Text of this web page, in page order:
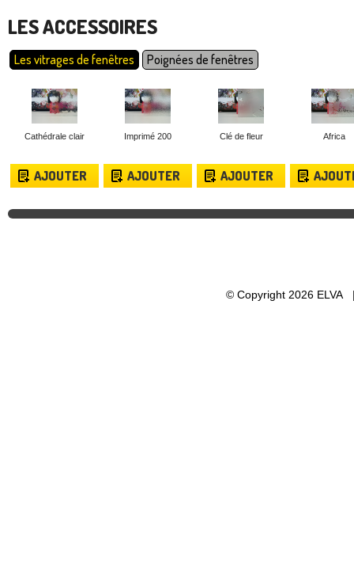
LES ACCESSOIRES
Les vitrages de fenêtres Poignées de fenêtres
Cathédrale clair
AJOUTER
Imprimé 200
AJOUTER
Clé de fleur
AJOUTER
Africa
© Copyright 2026